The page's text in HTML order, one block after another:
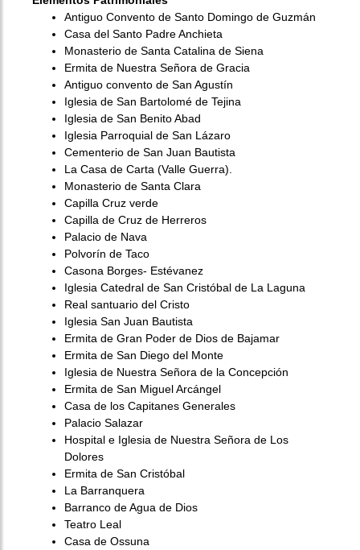
Antiguo Convento de Santo Domingo de Guzmán
Casa del Santo Padre Anchieta
Monasterio de Santa Catalina de Siena
Ermita de Nuestra Señora de Gracia
Antiguo convento de San Agustín
Iglesia de San Bartolomé de Tejina
Iglesia de San Benito Abad
Iglesia Parroquial de San Lázaro
Cementerio de San Juan Bautista
La Casa de Carta (Valle Guerra).
Monasterio de Santa Clara
Capilla Cruz verde
Capilla de Cruz de Herreros
Palacio de Nava
Polvorín de Taco
Casona Borges- Estévanez
Iglesia Catedral de San Cristóbal de La Laguna
Real santuario del Cristo
Iglesia San Juan Bautista
Ermita de Gran Poder de Dios de Bajamar
Ermita de San Diego del Monte
Iglesia de Nuestra Señora de la Concepción
Ermita de San Miguel Arcángel
Casa de los Capitanes Generales
Palacio Salazar
Hospital e Iglesia de Nuestra Señora de Los
Dolores
Ermita de San Cristóbal
La Barranquera
Barranco de Agua de Dios
Teatro Leal
Casa de Ossuna